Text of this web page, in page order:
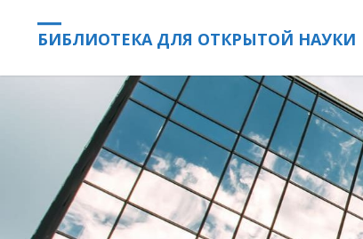
БИБЛИОТЕКА ДЛЯ ОТКРЫТОЙ НАУКИ